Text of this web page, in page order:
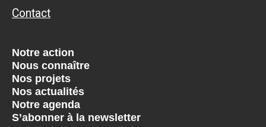
Contact
Notre action
Nous connaître
Nos projets
Nos actualités
Notre agenda
S’abonner à la newsletter